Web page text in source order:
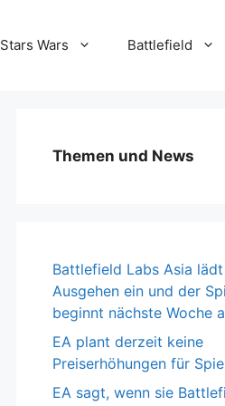
Stars Wars Battlefield
Themen und News
Battlefield Labs Asia
Ausgehen ein und der
beginnt nächste Woche
EA plant derzeit keine
Preiserhöhungen für
EA sagt, wenn sie